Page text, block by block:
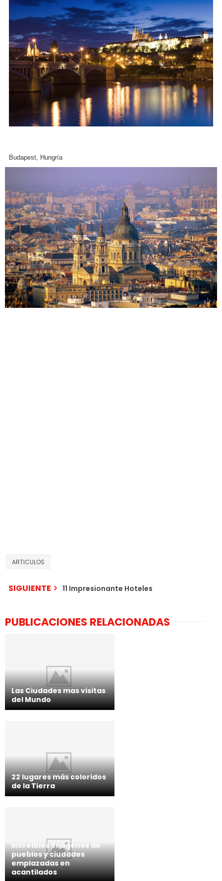
Budapest, Hungría
ARTICULOS
SIGUIENTE 11 Impresionante Hoteles
PUBLICACIONES RELACIONADAS
Las Ciudades mas visitas
del Mundo
22 lugares más coloridos
de la Tierra
Increíbles imágenes de
pueblos y ciudades
emplazadas en
acantilados